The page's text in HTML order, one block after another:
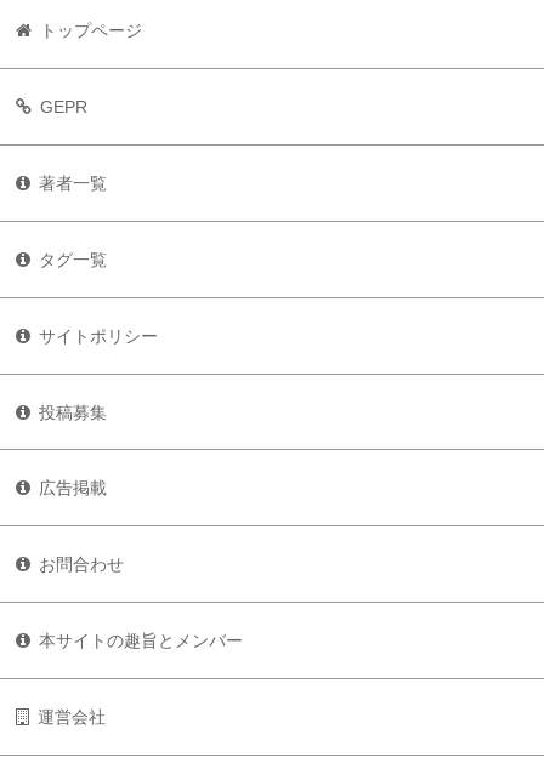
トップページ
GEPR
著者一覧
タグ一覧
サイトポリシー
投稿募集
広告掲載
お問合わせ
本サイトの趣旨とメンバー
運営会社